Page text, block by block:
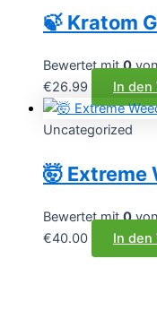
🍃 Kratom
Bewertet mit0
€26.99 In den
Uncategorized
🤯 Extreme
Bewertet mit0
€40.00 In den